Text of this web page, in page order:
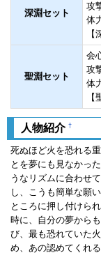
深淵セット
攻
体
聖淵セット
会
攻
体
人物紹介 †
死ぬほど火を恐れる
とを夢にも見なかっ
うなリズムに合わせ
し、こうも簡単な願
ところに押し付けら
時に、自分の夢から
び、最も恐れていた
め、あの認めてくれ